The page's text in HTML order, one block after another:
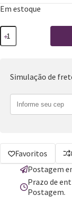
Em estoque
Simulação de
Favoritos
Postagem
Prazo de
Postagem.